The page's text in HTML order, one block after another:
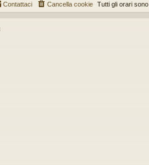
Tutti gli orari sono
Cancella cookie
Contattaci